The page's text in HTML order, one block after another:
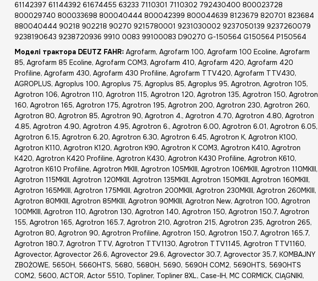
61142397 61144392 61674455 63233 7110301 7110302 792430400 800023728
800029740 800033698 800040444 800042399 800044639 8123679 820701 823684
880040444 90218 902218 90270 9215780001 9231030002 9237050139 9237260079
9238190643 9238720936 9910 0083 99100083 D90270 G-150564 G150564 P150564
Моделі трактора DEUTZ FAHR: Agrofarm, Agrofarm 100, Agrofarm 100 Ecoline, Agrofarm
85, Agrofarm 85 Ecoline, Agrofarm COM3, Agrofarm 410, Agrofarm 420, Agrofarm 420
Profiline, Agrofarm 430, Agrofarm 430 Profiline, Agrofarm TTV420, Agrofarm TTV430,
AGROPLUS, Agroplus 100, Agroplus 75, Agroplus 85, Agroplus 95, Agrotron, Agrotron 105,
Agrotron 106, Agrotron 110, Agrotron 115, Agrotron 120, Agrotron 135, Agrotron 150, Agrotron
160, Agrotron 165, Agrotron 175, Agrotron 195, Agrotron 200, Agrotron 230, Agrotron 260,
Agrotron 80, Agrotron 85, Agrotron 90, Agrotron 4., Agrotron 4.70, Agrotron 4.80, Agrotron
4.85, Agrotron 4.90, Agrotron 4.95, Agrotron 6., Agrotron 6.00, Agrotron 6.01, Agrotron 6.05,
Agrotron 6.15, Agrotron 6.20, Agrotron 6.30, Agrotron 6.45, Agrotron K, Agrotron K100,
Agrotron K110, Agrotron K120, Agrotron K90, Agrotron K COM3, Agrotron K410, Agrotron
K420, Agrotron K420 Profiline, Agrotron K430, Agrotron K430 Profiline, Agrotron K610,
Agrotron K610 Profiline, Agrotron MKIII, Agrotron 105MKIII, Agrotron 106MKIII, Agrotron 110MKIII,
Agrotron 115MKIII, Agrotron 120MKIII, Agrotron 135MKIII, Agrotron 150MKIII, Agrotron 160MKIII,
Agrotron 165MKIII, Agrotron 175MKIII, Agrotron 200MKIII, Agrotron 230MKIII, Agrotron 260MKIII,
Agrotron 80MKIII, Agrotron 85MKIII, Agrotron 90MKIII, Agrotron New, Agrotron 100, Agrotron
100MKIII, Agrotron 110, Agrotron 130, Agrotron 140, Agrotron 150, Agrotron 150.7, Agrotron
155, Agrotron 165, Agrotron 165.7, Agrotron 210, Agrotron 215, Agrotron 235, Agrotron 265,
Agrotron 80, Agrotron 90, Agrotron Profiline, Agrotron 150, Agrotron 150.7, Agrotron 165.7,
Agrotron 180.7, Agrotron TTV, Agrotron TTV1130, Agrotron TTV1145, Agrotron TTV1160,
Agrovector, Agrovector 26.6, Agrovector 29.6, Agrovector 30.7, Agrovector 35.7, KOMBAJNY
ZBOŻOWE, 5650H, 5660HTS, 5680, 5680H, 5690, 5690H COM2, 5690HTS, 5690HTS
COM2, 5600, ACTOR, Actor 5510, Topliner, Topliner 8XL, Case-IH, MC CORMICK, CIĄGNIKI,